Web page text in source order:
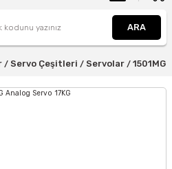
ARA
Servo Çeşitleri Servolar 1501MG